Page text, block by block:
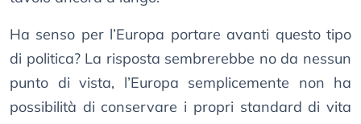
Ha senso per l’Europa portare avanti questo tipo
di politica? La risposta sembrerebbe no da nessun
punto di vista, l’Europa semplicemente non ha
possibilità di conservare i propri standard di vita